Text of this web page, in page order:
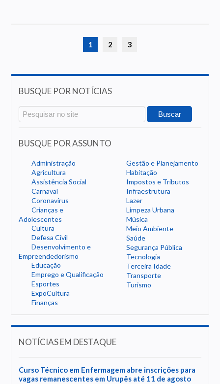
1 2 3
BUSQUE POR NOTÍCIAS
BUSQUE POR ASSUNTO
Administração
Agricultura
Assistência Social
Carnaval
Coronavírus
Crianças e
Adolescentes
Cultura
Defesa Civil
Desenvolvimento e
Empreendedorismo
Educação
Emprego e Qualificação
Esportes
ExpoCultura
Finanças
Gestão e Planejamento
Habitação
Impostos e Tributos
Infraestrutura
Lazer
Limpeza Urbana
Música
Meio Ambiente
Saúde
Segurança Pública
Tecnologia
Terceira Idade
Transporte
Turismo
NOTÍCIAS EM DESTAQUE
Curso Técnico em Enfermagem abre inscrições para
vagas remanescentes em Urupês até 11 de agosto